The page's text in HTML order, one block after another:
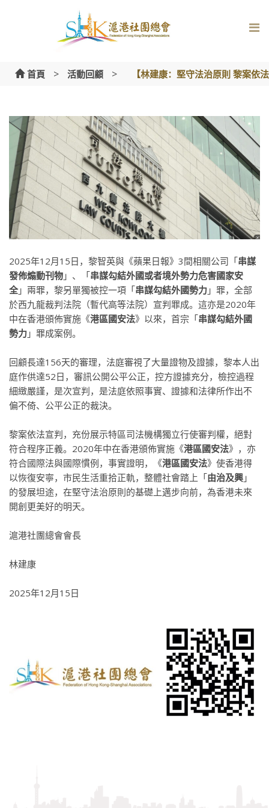
首頁 > 活動回顧 > 【林建康：堅守法治原則 黎案依
2025年12月15日，黎智英與《蘋果日報》3間相關公司「串謀
發佈煽動刊物 」、「串謀勾結外國或者境外勢力危害國家安
全」兩罪，黎另單獨被控一項「串謀勾結外國勢力 」罪，全部
於西九龍裁判法院（暫代高等法院）宣判罪成。這亦是2020年
中在香港頒佈實施《港區國安法》以來，首宗「串謀勾結外國
勢力 」罪成案例。
回顧長達156天的審理，法庭審視了大量證物及證據，黎本人出
庭作供達52日，審訊公開公平公正，控方證據充分，檢控過程
細緻嚴謹，是次宣判，是法庭依照事實、證據和法律所作出不
偏不倚、公平公正的裁決。
黎案依法宣判，充份展示特區司法機構獨立行使審判權，絕對
符合程序正義。2020年中在香港頒佈實施《港區國安法》，亦
符合國際法與國際慣例，事實證明，《港區國安法》使香港得
以恢復安寧，市民生活重拾正軌，整體社會踏上「由治及興 」
的發展坦途，在堅守法治原則的基礎上邁步向前，為香港未來
開創更美好的明天。
滬港社團總會會長
林建康
2025年12月15日